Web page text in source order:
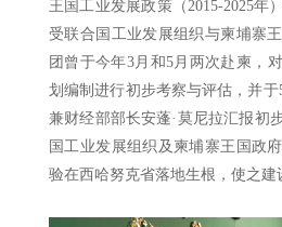
王国工业发展政策（2015-2025年
受联合国工业发展组织与柬埔寨
团曾于今年3月和5月两次赴柬，
划编制进行初步考察与评估，并
兼财经部部长安蓬·莫尼拉汇报初
国工业发展组织及柬埔寨王国政
验在西哈努克省落地生根，使之建